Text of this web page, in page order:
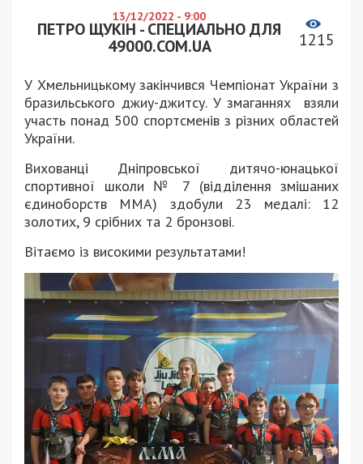
13/12/2022 - 9:00
ПЕТРО ЩУКІН - СПЕЦИАЛЬНО ДЛЯ
49000.COM.UA
1215
У Хмельницькому закінчився Чемпіонат України з
бразильського джиу-джитсу. У змаганнях взяли
участь понад 500 спортсменів з різних областей
України.
Вихованці Дніпровської дитячо-юнацької
спортивної школи № 7 (відділення змішаних
єдиноборств ММА) здобули 23 медалі: 12
золотих, 9 срібних та 2 бронзові.
Вітаємо із високими результатами!